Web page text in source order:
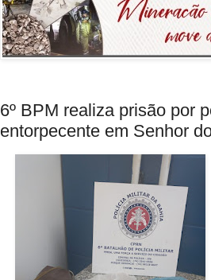
6º BPM realiza prisão por
entorpecente em Senhor